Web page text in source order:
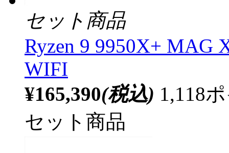
セット商品
Ryzen 9 9950X+ MAG
WIFI
¥165,390(税込) 1,118
セット商品